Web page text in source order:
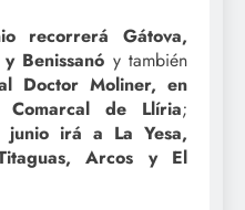
recorrerá Gátova,
Benissanó y también
Doctor Moliner, en
de Llíria;
irá a La Yesa,
Arcos y El